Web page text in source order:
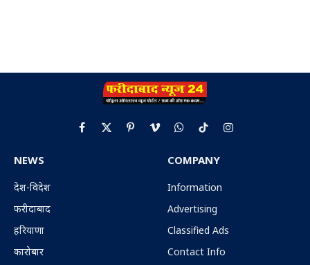
Facebook
X
PinterestVimeoWhatsApp
TikTokInstagram
NEWS
देश-विदेश
फरीदाबाद
हरियाणा
कारोबार
COMPANY
Information
Advertising
Classified Ads
Contact Info